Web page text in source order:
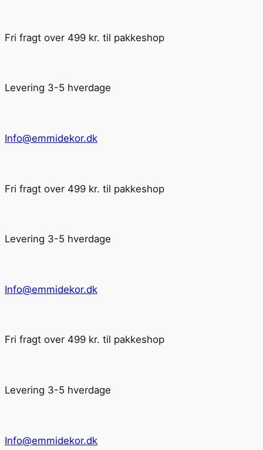
Fri fragt over 499 kr. til pakkeshop
Levering 3-5 hverdage
Info@emmidekor.dk
Fri fragt over 499 kr. til pakkeshop
Levering 3-5 hverdage
Info@emmidekor.dk
Fri fragt over 499 kr. til pakkeshop
Levering 3-5 hverdage
Info@emmidekor.dk